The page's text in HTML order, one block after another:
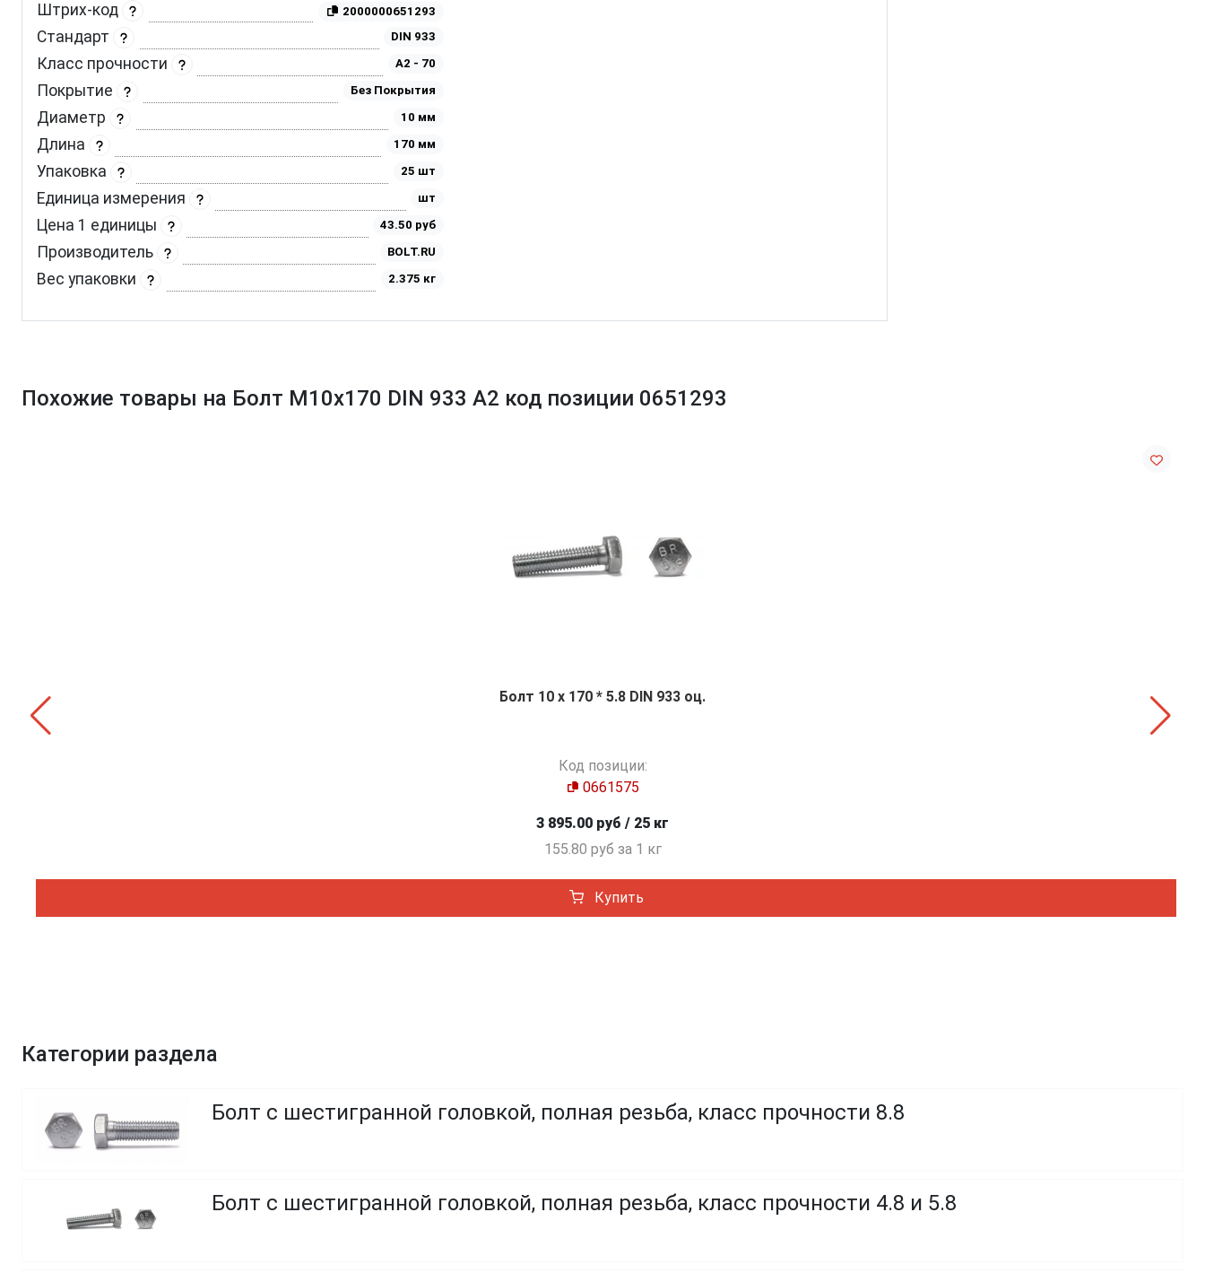
Штрих-код 2000000651293
Стандарт DIN 933
Класс прочности A2 - 70
Покрытие Без Покрытия
Диаметр 10 мм
Длина 170 мм
Упаковка 25 шт
Единица измерения шт
Цена 1 единицы 43.50 руб
Производитель BOLT.RU
Вес упаковки 2.375 кг
Похожие товары на Болт М10х170 DIN 933 A2 код позиции 0651293
Болт 10 х 170 * 5.8 DIN 933 оц.
Код позиции:
0661575
3 895.00 руб / 25 кг
155.80 руб за 1 кг
Купить
Категории раздела
Болт с шестигранной головкой, полная резьба, класс прочности 8.8
Болт с шестигранной головкой, полная резьба, класс прочности 4.8 и 5.8